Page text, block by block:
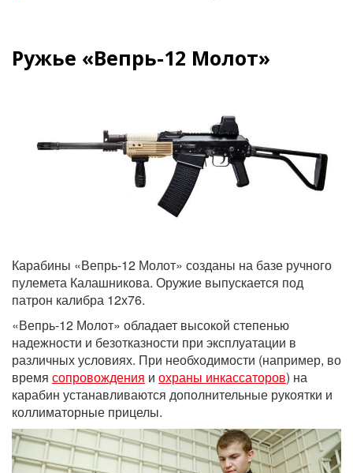
Ружье «Вепрь-12 Молот»
Карабины «Вепрь-12 Молот» созданы на базе ручного
пулемета Калашникова. Оружие выпускается под
патрон калибра 12х76.
«Вепрь-12 Молот» обладает высокой степенью
надежности и безотказности при эксплуатации в
различных условиях. При необходимости (например, во
время сопровождения и охраны инкассаторов) на
карабин устанавливаются дополнительные рукоятки и
коллиматорные прицелы.